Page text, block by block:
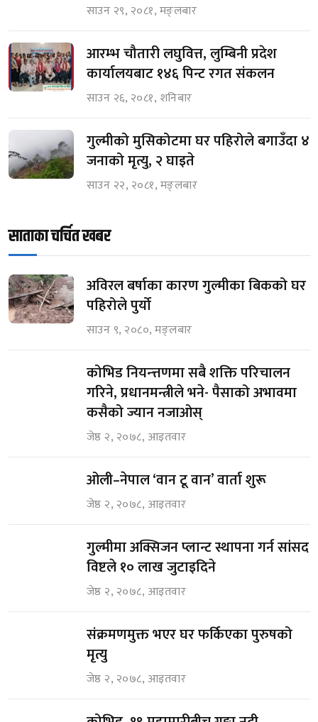
साउन २९, २०८१, मङ्लबार
आरम्भ चौतारी लघुवित्त, लुम्बिनी प्रदेश
कार्यालयबाट १४६ पिन्ट रगत संकलन
साउन २६, २०८१, शनिबार
गुल्मीको मुसिकोटमा घर पहिरोले बगाउँदा ४
जनाको मृत्यु, २ घाइते
साउन २२, २०८१, मङ्लबार
साताका चर्चित खबर
अविरल बर्षाका कारण गुल्मीका बिकको घर
पहिरोले पुर्यो
साउन ९, २०८०, मङ्लबार
कोभिड नियन्त्तणमा सबै शक्ति परिचालन
गरिने, प्रधानमन्त्रीले भने- पैसाको अभावमा
कसैको ज्यान नजाओस्
जेष्ठ २, २०७८, आइतवार
ओली–नेपाल ‘वान टू वान’ वार्ता शुरू
जेष्ठ २, २०७८, आइतवार
गुल्मीमा अक्सिजन प्लान्ट स्थापना गर्न सांसद
विष्टले १० लाख जुटाइदिने
जेष्ठ २, २०७८, आइतवार
संक्रमणमुक्त भएर घर फर्किएका पुरुषको
मृत्यु
जेष्ठ २, २०७८, आइतवार